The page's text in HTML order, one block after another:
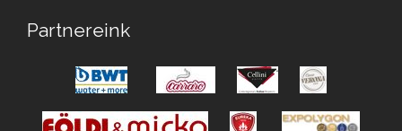
Partnereink